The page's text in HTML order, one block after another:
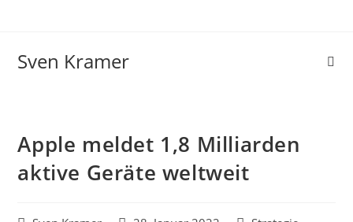
Sven Kramer
Apple meldet 1,8 Milliarden
aktive Geräte weltweit